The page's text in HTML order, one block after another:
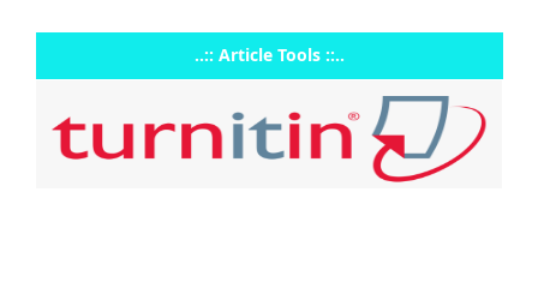
..:: Article Tools ::..